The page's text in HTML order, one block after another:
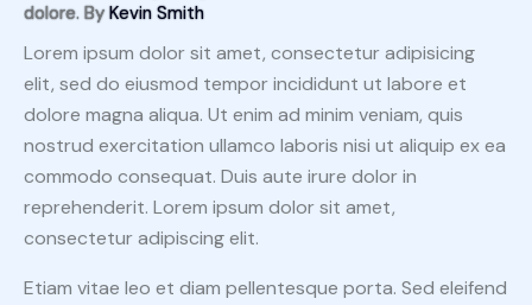
dolore. ByKevin Smith
Lorem ipsum dolor sit amet, consectetur adipisicing
elit, sed do eiusmod tempor incididunt ut labore et
dolore magna aliqua. Ut enim ad minim veniam, quis
nostrud exercitation ullamco laboris nisi ut aliquip ex ea
commodo consequat. Duis aute irure dolor in
reprehenderit. Lorem ipsum dolor sit amet,
consectetur adipiscing elit.
Etiam vitae leo et diam pellentesque porta. Sed eleifend